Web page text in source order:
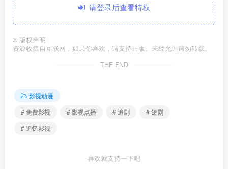
请登录后查看特权
© 版权声明
资源收集自互联网，如果你喜欢，请支持正版。未经允许请勿转载。
THE END
影视动漫
# 免费影视
# 影视点播 # 追剧
# 短剧
# 追忆影视
喜欢就支持一下吧